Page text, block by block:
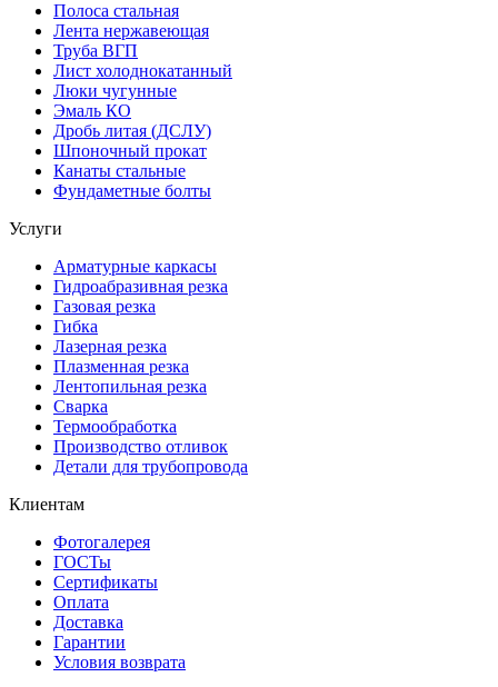
Полоса стальная
Лента нержавеющая
Труба ВГП
Лист холоднокатанный
Люки чугунные
Эмаль КО
Дробь литая (ДСЛУ)
Шпоночный прокат
Канаты стальные
Фундаметные болты
Услуги
Арматурные каркасы
Гидроабразивная резка
Газовая резка
Гибка
Лазерная резка
Плазменная резка
Лентопильная резка
Сварка
Термообработка
Производство отливок
Детали для трубопровода
Клиентам
Фотогалерея
ГОСТы
Сертификаты
Оплата
Доставка
Гарантии
Условия возврата